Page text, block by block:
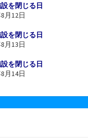
を閉じる日
月12日
を閉じる日
月13日
を閉じる日
月14日